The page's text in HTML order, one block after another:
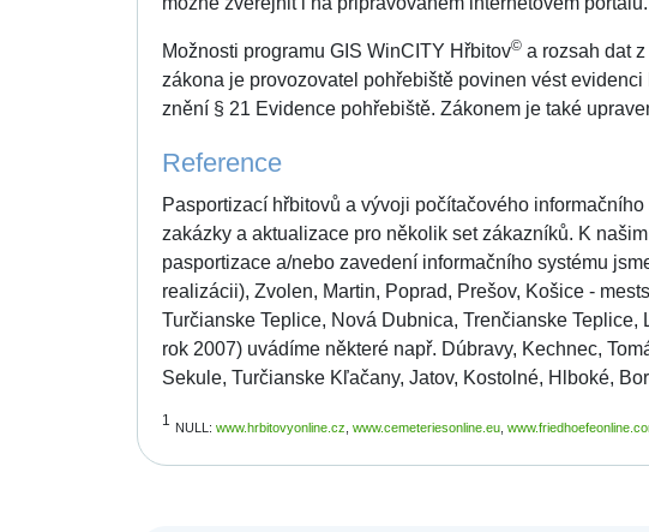
Možnosti programu GIS WinCITY Hřbitov© a rozsah dat
zákona je provozovatel pohřebiště povinen vést
znění § 21 Evidence pohřebiště. Zákonem je také
Reference
Pasportizací hřbitovů a vývoji počítačového
zakázky a aktualizace pro několik set zákazníků. K
pasportizace a/nebo zavedení informačního systému
realizácii), Zvolen, Martin, Poprad, Prešov, Košice -
Turčianske Teplice, Nová Dubnica, Trenčianske
rok 2007) uvádíme některé např. Dúbravy, Kechnec,
Sekule, Turčianske Kľačany, Jatov, Kostolné, Hlboké,
1 NULL: www.hrbitovyonline.cz www.cemeteriesonline.eu